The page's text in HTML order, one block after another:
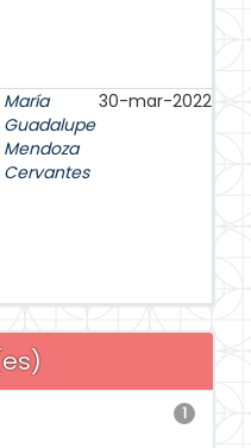
María
Guadalupe
Mendoza
Cervantes
30-mar-2022
1